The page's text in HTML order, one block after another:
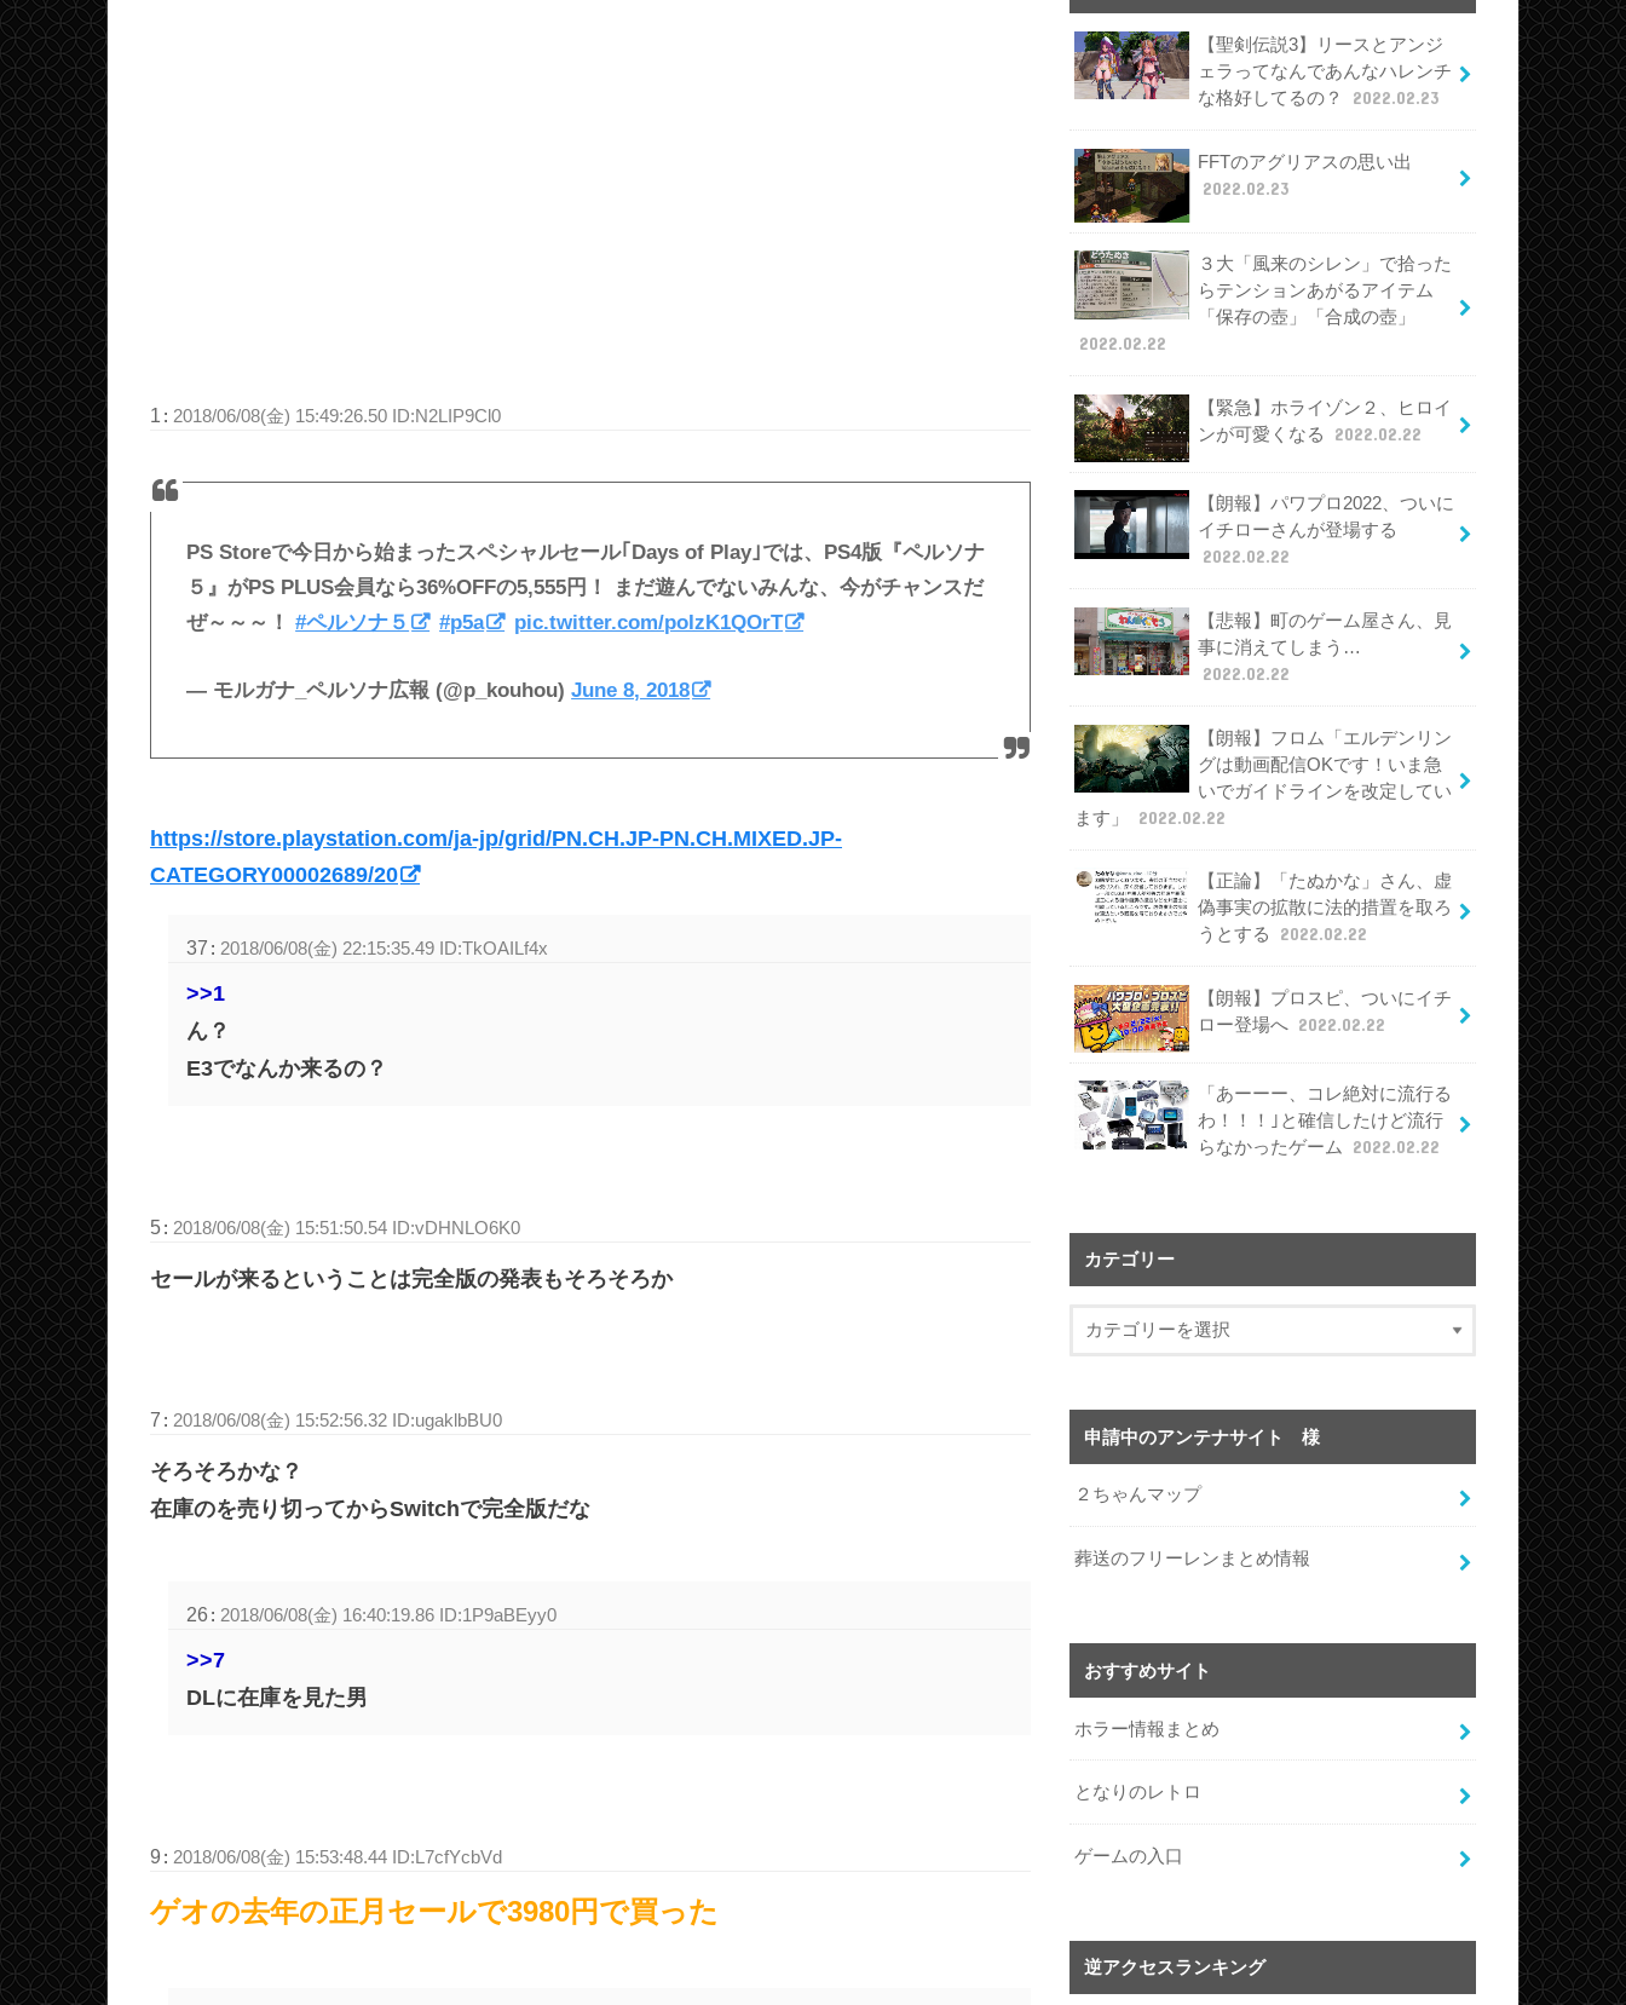
1 : 2018/06/08(金) 15:49:26.50 ID:N2LIP9Cl0
PS Storeで今日から始まったスペシャルセール｢Days of Play｣では、PS4版『ペルソナ
５』がPS PLUS会員なら36%OFFの5,555円！ まだ遊んでないみんな、今がチャンスだ
ぜ～～～！#ペルソナ５ #p5a pic.twitter.com/poIzK1QOrT
— モルガナ_ペルソナ広報 (@p_kouhou)June 8, 2018
https://store.playstation.com/ja-jp/grid/PN.CH.JP-PN.CH.MIXED.JP-
CATEGORY00002689/20
37 : 2018/06/08(金) 22:15:35.49 ID:TkOAILf4x
>>1
ん？
E3でなんか来るの？
5: 2018/06/08(金) 15:51:50.54 ID:vDHNLO6K0
セールが来るということは完全版の発表もそろそろか
7 : 2018/06/08(金) 15:52:56.32 ID:ugaklbBU0
そろそろかな？
在庫のを売り切ってからSwitchで完全版だな
26 : 2018/06/08(金) 16:40:19.86 ID:1P9aBEyy0
>>7
DLに在庫を見た男
9 : 2018/06/08(金) 15:53:48.44 ID:L7cfYcbVd
ゲオの去年の正月セールで3980円で買った
【聖剣伝説3】リースとアンジ
ェラってなんであんなハレンチ
な格好してるの？
2022.02.23
FFTのアグリアスの思い出
2022.02.23
３大「風来のシレン」で拾った
らテンションあがるアイテム
「保存の壺」「合成の壺」
2022.02.22
【緊急】ホライゾン２、ヒロイ
ンが可愛くなる
2022.02.22
【朗報】パワプロ2022、ついに
イチローさんが登場する
2022.02.22
【悲報】町のゲーム屋さん、見
事に消えてしまう…
2022.02.22
【朗報】フロム「エルデンリン
グは動画配信OKです！いま急
いでガイドラインを改定してい
ます」
2022.02.22
【正論】「たぬかな」さん、虚
偽事実の拡散に法的措置を取ろ
うとする
2022.02.22
【朗報】プロスピ、ついにイチ
ロー登場へ 2022.02.22
「あーーー、コレ絶対に流行る
わ！！！｣と確信したけど流行
らなかったゲーム
2022.02.22
カテゴリー
申請中のアンテナサイト 様
２ちゃんマップ
葬送のフリーレンまとめ情報
おすすめサイト
ホラー情報まとめ
となりのレトロ
ゲームの入口
逆アクセスランキング